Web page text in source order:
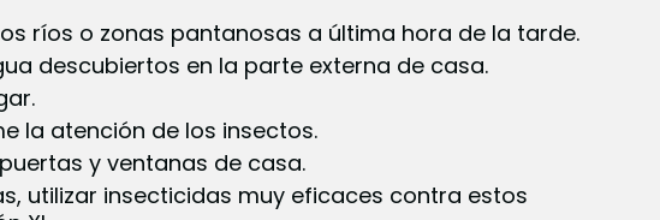
ríos o zonas pantanosas a última hora de la tarde.
descubiertos en la parte externa de casa.
la atención de los insectos.
y ventanas de casa.
utilizar insecticidas muy eficaces contra estos